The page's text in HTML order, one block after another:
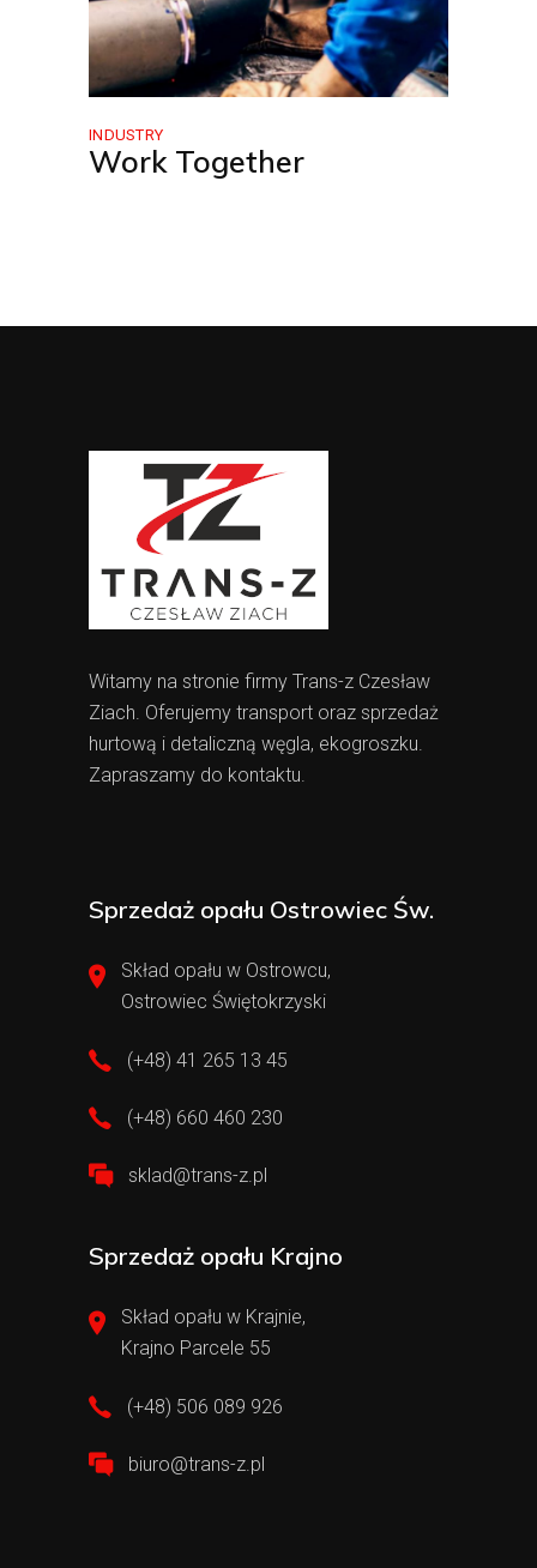
INDUSTRY
Work Together
Witamy na stronie firmy Trans-z Czesław
Ziach. Oferujemy transport oraz sprzedaż
hurtową i detaliczną węgla, ekogroszku.
Zapraszamy do kontaktu.
Sprzedaż opału Ostrowiec Św.
Skład opału w Ostrowcu,
Ostrowiec Świętokrzyski
(+48) 41 265 13 45
(+48) 660 460 230
sklad@trans-z.pl
Sprzedaż opału Krajno
Skład opału w Krajnie,
Krajno Parcele 55
(+48) 506 089 926
biuro@trans-z.pl